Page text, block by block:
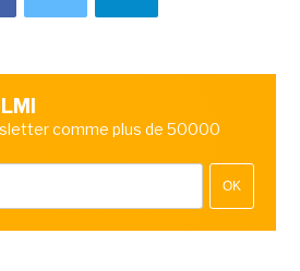
comme plus de 50000
OK